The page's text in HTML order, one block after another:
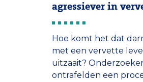
agressiever in
Hoe komt het dat
met een vervette
uitzaait?
ontrafelden een